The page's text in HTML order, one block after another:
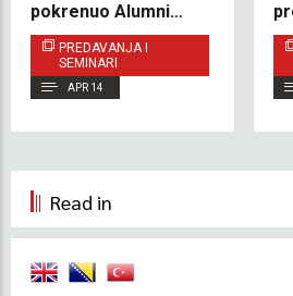
pokrenuo Alumni
Talks inspirativnim
predavanjem o obnovi
džamijskog naslijeđa
PREDAVANJA I
SEMINARI
APR 14
Read in